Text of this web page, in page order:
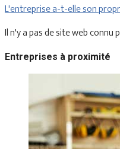
L'entreprise a-t-elle son
Il n'y a pas de site web
Entreprises à proximité